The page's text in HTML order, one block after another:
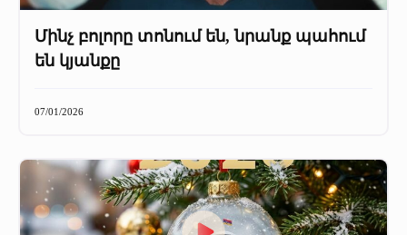
Մինչ բոլորը տոնում են, նրանք պահում
են կյանքը
07/01/2026